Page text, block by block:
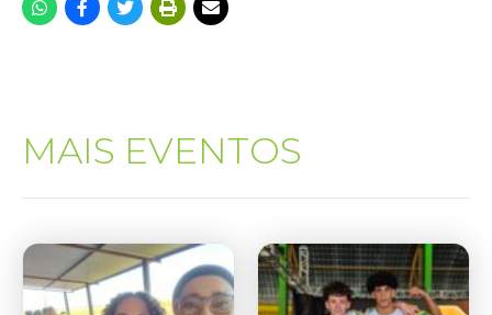
MAIS EVENTOS